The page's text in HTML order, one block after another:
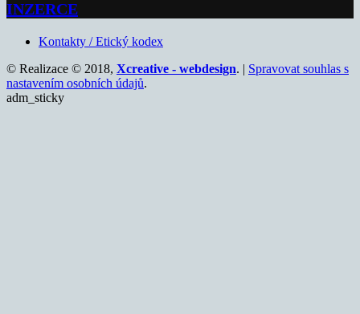
INZERCE
Kontakty / Etický kodex
© Realizace © 2018, Xcreative - webdesign. | Spravovat souhlas s
nastavením osobních údajů.
adm_sticky